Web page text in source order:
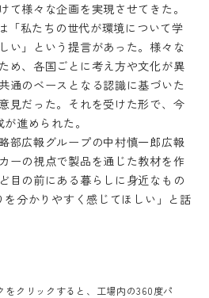
て様々な企画を実現させてきた。
「私たちの世代が環境について学
い」という提言があった。様々な
め、各国ごとに考え方や文化が異
通のベースとなる認識に基づいた
見だった。それを受けた形で、今
進められた。
部広報グループの中村慎一郎広報
ーの視点で製品を通じた教材を作
目の前にある暮らしに身近なもの
を分かりやすく感じてほしい」と話
をクリックすると、工場内の360度パ